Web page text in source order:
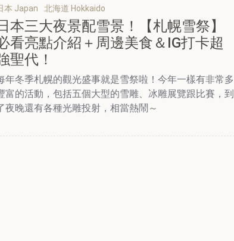
本 Japan 北海道 Hokkaido
本三大夜景配雪景！【札幌雪祭】
看亮點介紹＋周邊美食＆IG打卡超
聖代！
年冬季札幌的觀光盛事就是雪祭啦！今年一樣有非常多
富的活動，包括五個大型的雪雕、冰雕展覽跟比賽，到
夜晚還有各種光雕投射，相當熱鬧～